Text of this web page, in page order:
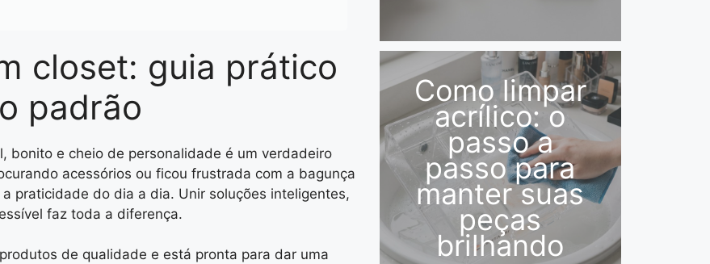
closet: guia prático
padrão
bonito e cheio de personalidade é um verdadeiro
acessórios ou ficou frustrada com a bagunça
praticidade do dia a dia. Unir soluções inteligentes,
faz toda a diferença.
de qualidade e está pronta para dar uma
Como limpar
acrílico: o
passo a
passo para
manter suas
peças
brilhando